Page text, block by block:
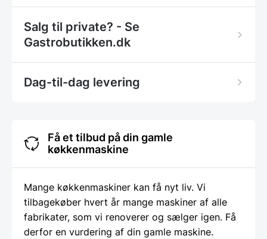
Salg til private? - Se
Gastrobutikken.dk
Dag-til-dag levering
Få et tilbud på din gamle
køkkenmaskine
Mange køkkenmaskiner kan få nyt liv. Vi
tilbagekøber hvert år mange maskiner af alle
fabrikater, som vi renoverer og sælger igen. Få
derfor en vurdering af din gamle maskine.